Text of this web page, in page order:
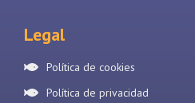
Legal
Política de cookies
Política de privacidad